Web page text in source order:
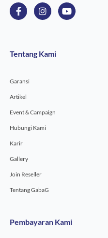
F
a
c
o
f
I
n
s
g
r
Y
o
u
Tentang Kami
Garansi
Artikel
Event & Campaign
Hubungi Kami
Karir
Gallery
Join Reseller
Tentang GabaG
Pembayaran Kami